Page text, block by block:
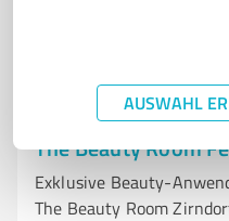
AUSWAHL
Beauty
The Beauty Room
Exklusive Beauty-
The Beauty Room